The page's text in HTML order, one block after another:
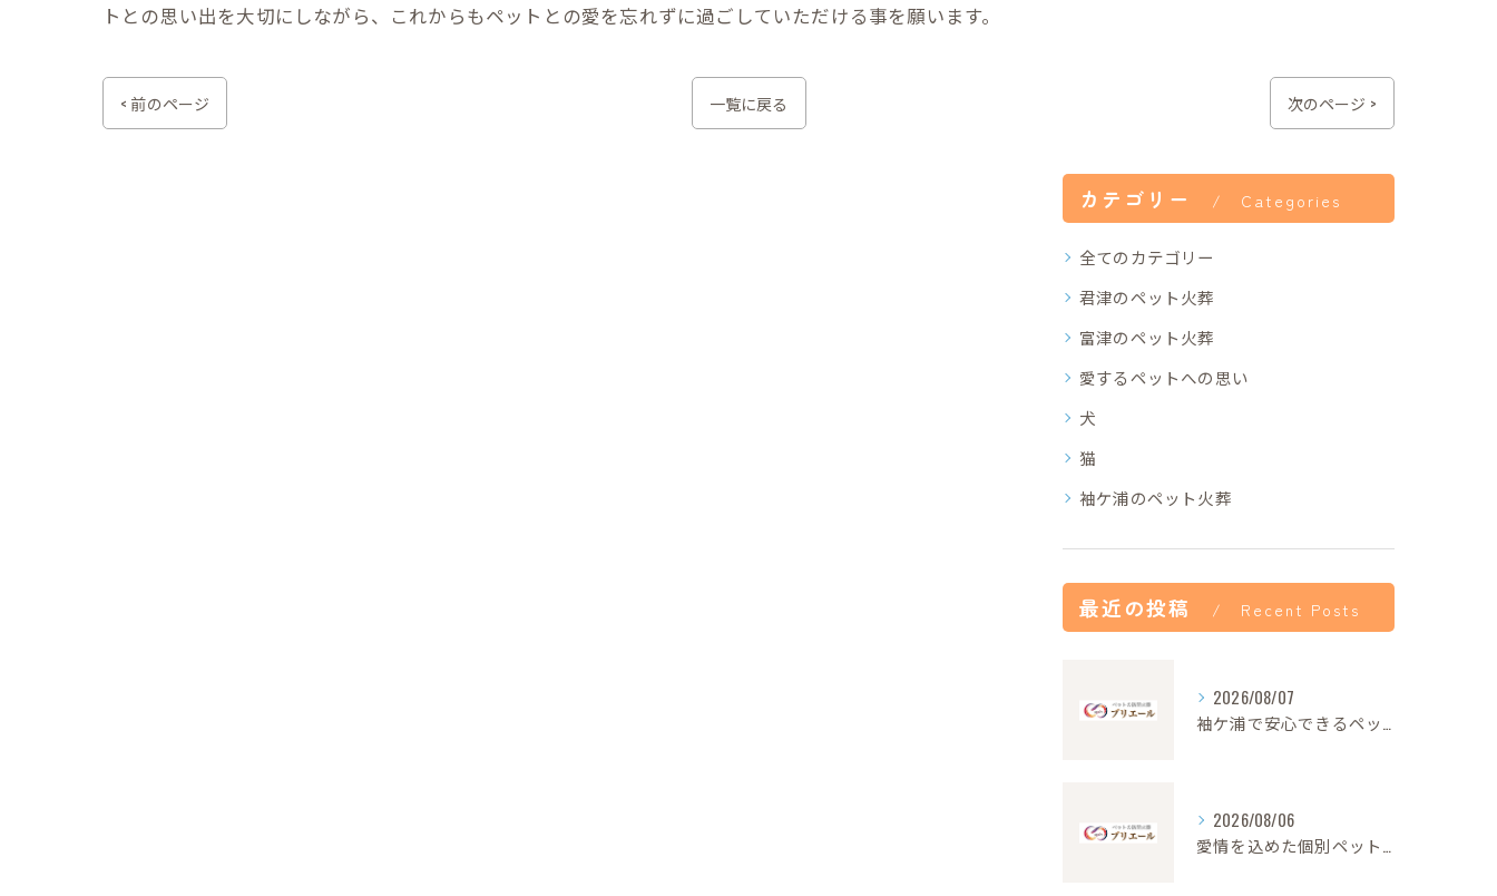
トとの思い出を大切にしながら、これからもペットとの愛を忘れずに過ごしていただける事を願います。
< 前のページ 一覧に戻る 次のページ >
カテゴリー Categories
全てのカテゴリー
君津のペット火葬
富津のペット火葬
愛するペットへの思い
犬
猫
袖ケ浦のペット火葬
最近の投稿 Recent Posts
2026/08/07
袖ケ浦で安心できるペット火葬の流れと心遣い
2026/08/06
愛情を込めた個別ペット火葬の大切さと流れ